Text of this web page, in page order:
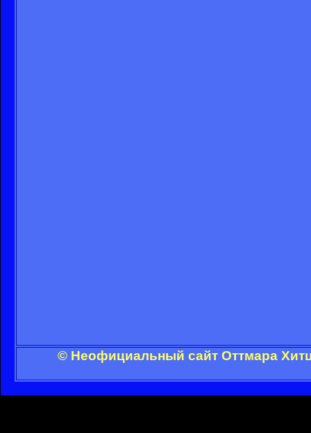
© Неофициальный сайт Оттмара